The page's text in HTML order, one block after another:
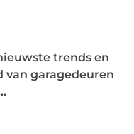
trends en
van garagedeuren